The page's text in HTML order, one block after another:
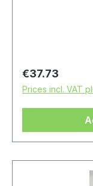
Regular price:
€37.73
Prices incl. VAT